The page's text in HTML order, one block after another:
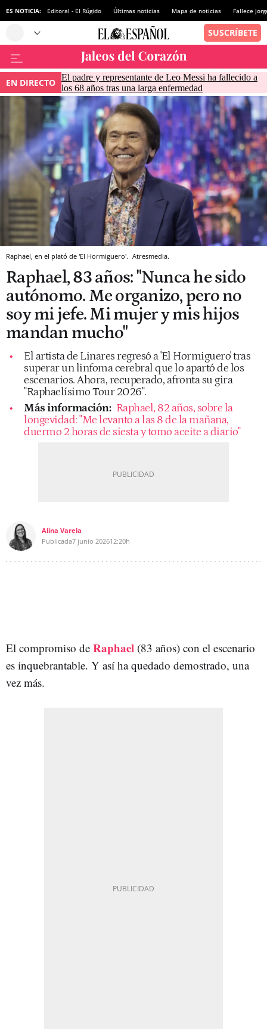
ES NOTICIA: Editoral - El Rúgido Últimas noticias Mapa de noticias Fallece
EN DIRECTO El padre y representante de Leo Messi ha fallecido a
los 68 años tras una larga enfermedad
Raphael, en el plató de 'El Hormiguero'. Atresmedia.
Raphael, 83 años: "Nunca he sido
autónomo. Me organizo, pero no
soy mi jefe. Mi mujer y mis hijos
mandan mucho"
El artista de Linares regresó a 'El Hormiguero' tras
superar un linfoma cerebral que lo apartó de los
escenarios. Ahora, recuperado, afronta su gira
"Raphaelísimo Tour 2026".
Más información: Raphael, 82 años, sobre la
longevidad: "Me levanto a las 8 de la mañana,
duermo 2 horas de siesta y tomo aceite a diario"
Alina Varela
Publicada7 junio 202612:20h
El compromiso de Raphael (83 años) con el escenario
es inquebrantable. Y así ha quedado demostrado, una
vez más.